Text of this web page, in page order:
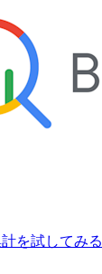
を試してみる